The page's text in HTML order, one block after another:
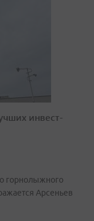
инвест-
горнолыжного
Арсеньев